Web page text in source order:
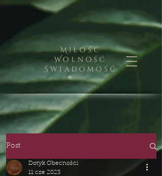
Miłość
Wolność
Świadomość
Post
Dotyk Obecności
11 cze 2023